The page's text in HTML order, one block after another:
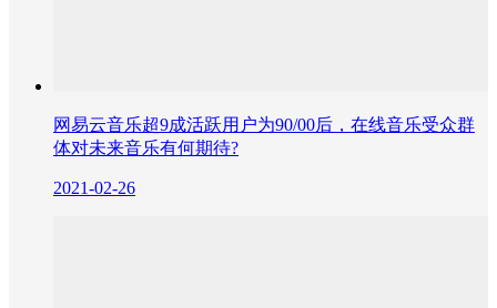
网易云音乐超9成活跃用户为90/00后，在线音乐受众群
体对未来音乐有何期待?
2021-02-26